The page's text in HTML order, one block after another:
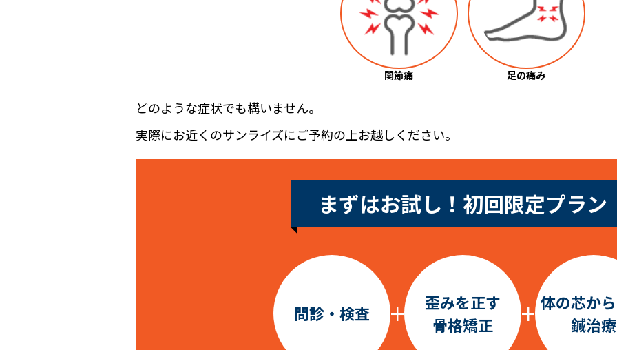
関節痛 足の痛み
どのような症状でも構いません。
実際にお近くのサンライズにご予約の上お越しください。
まずはお試し！初回限定プラン
問診・検査 +
歪みを正す
骨格矯正
+ 体の芯か
鍼治療